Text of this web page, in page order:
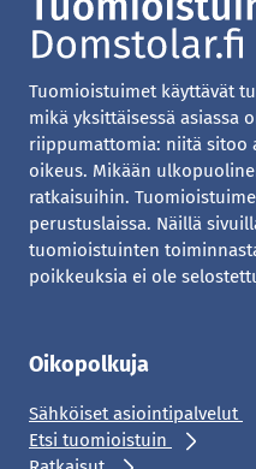
Tuomioistuimet käyttävät
mikä yksittäisessä asiassa
riippumattomia: niitä sitoo
oikeus. Mikään
ratkaisuihin.
perustuslaissa. Näillä
tuomioistuinten
poikkeuksia ei ole
Oikopolkuja
Sähköiset asiointipalvelut
Etsi tuomioistuin